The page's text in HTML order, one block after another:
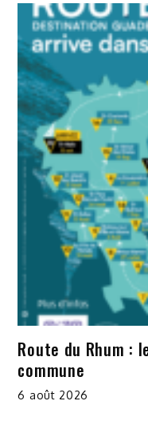
Route du Rhum :
commune
6 août 2026